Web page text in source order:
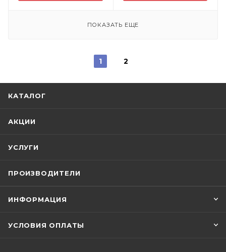
ПОКАЗАТЬ ЕЩЕ
1 2
КАТАЛОГ
АКЦИИ
УСЛУГИ
ПРОИЗВОДИТЕЛИ
ИНФОРМАЦИЯ
УСЛОВИЯ ОПЛАТЫ